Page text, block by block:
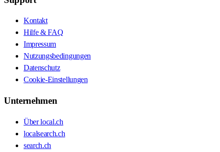
Kontakt
Hilfe & FAQ
Impressum
Nutzungsbedingungen
Datenschutz
Cookie-Einstellungen
Unternehmen
Über local.ch
localsearch.ch
search.ch